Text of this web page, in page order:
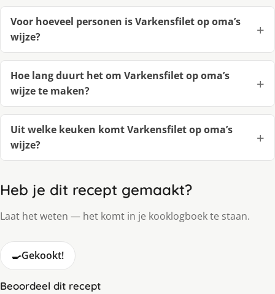
Voor hoeveel personen is Varkensfilet op oma’s
wijze?
Hoe lang duurt het om Varkensfilet op oma’s
wijze te maken?
Uit welke keuken komt Varkensfilet op oma’s
wijze?
Heb je dit recept gemaakt?
Laat het weten — het komt in je kooklogboek te staan.
🍳Gekookt!
Beoordeel dit recept